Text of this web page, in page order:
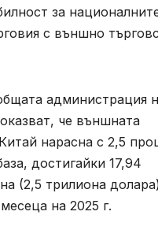
за
с външно
администрация
че външната
нарасна с 2,5
достигайки 17,94
(2,5 трилиона
на 2025 г.